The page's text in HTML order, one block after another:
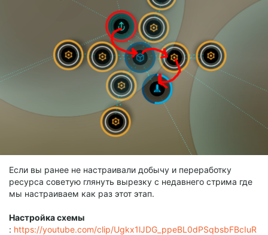
Если вы ранее не настраивали добычу и переработку
ресурса советую глянуть вырезку с недавнего стрима где
мы настраиваем как раз этот этап.
Настройка схемы
: https://youtube.com/clip/Ugkx1lJDG_ppeBL0dPSqbsbFBcIuR